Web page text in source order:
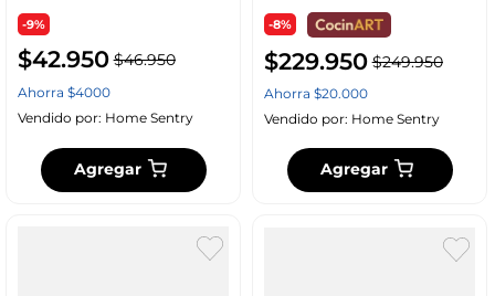
-9%
$42.950 $46.950
Ahorra $4000
Vendido por: Home Sentry
Agregar
-8%
$229.950 $249.950
Ahorra $20.000
Vendido por: Home Sentry
Agregar